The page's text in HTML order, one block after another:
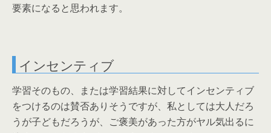
要素になると思われます。
インセンティブ
学習そのもの、または学習結果に対してインセンティブ
をつけるのは賛否ありそうですが、私としては大人だろ
うが子どもだろうが、ご褒美があった方がヤル気出るに